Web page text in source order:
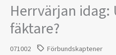
Herrvärjan idag:
fäktare?
071002 Förbundskaptener